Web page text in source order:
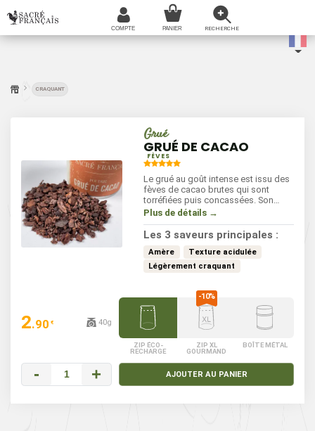
CRAQUANT
Grué
GRUÉ DE CACAO
FÈVES
Le grué au goût intense est issu des
fèves de cacao brutes qui sont
torréfiées puis concassées. Son
amertume est recherchée pour
croquante unique dans les gâteaux,
les mousses, les ganaches et les
glaces.
Plus de détails →
Les 3 saveurs principales :
Amère
Texture acidulée
Légèrement craquant
2.90 € 40g
ZIP ÉCO-
RECHARGE
ZIP XL
GOURMAND
BOÎTE MÉTAL
- + AJOUTER AU PANIER